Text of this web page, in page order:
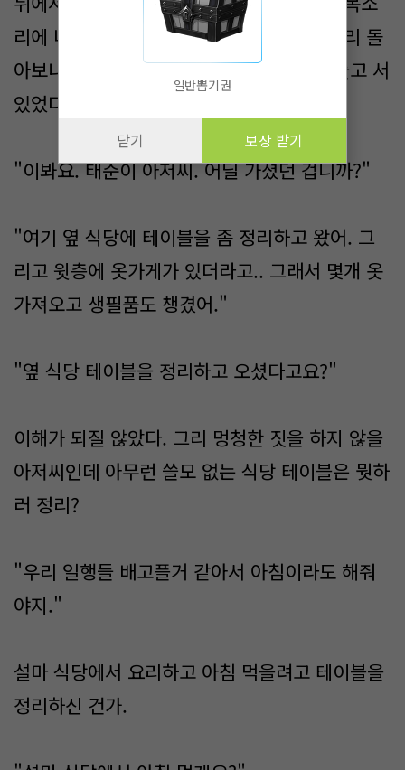
리에 나도 모를 안도감이 생겼다. 뒤를 재빨리 돌
아보니 태준이 아저씨가 불록해진 가방을 들고 서
있었다.
"이봐요. 태준이 아저씨. 어딜 가셨던 겁니까?"
"여기 옆 식당에 테이블을 좀 정리하고 왔어. 그
리고 윗층에 옷가게가 있더라고.. 그래서 몇개 옷
가져오고 생필품도 챙겼어."
"옆 식당 테이블을 정리하고 오셨다고요?"
이해가 되질 않았다. 그리 멍청한 짓을 하지 않을
아저씨인데 아무런 쓸모 없는 식당 테이블은 뭣하
러 정리?
"우리 일행들 배고플거 같아서 아침이라도 해줘
야지."
설마 식당에서 요리하고 아침 먹을려고 테이블을
정리하신 건가.
일반뽑기권
닫기 보상 받기